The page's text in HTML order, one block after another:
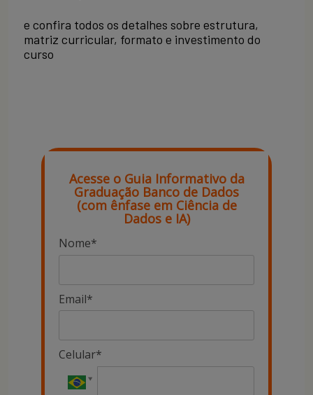
e confira todos os detalhes sobre estrutura,
matriz curricular, formato e investimento do
curso
Acesse o Guia Informativo da
Graduação Banco de Dados
(com ênfase em Ciência de
Dados e IA)
Nome*
Email*
Celular*